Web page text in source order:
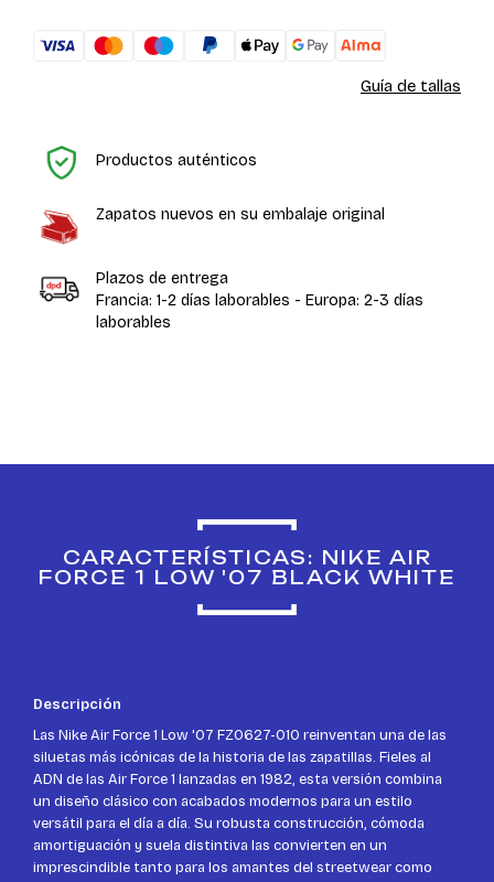
Guía de tallas
Productos auténticos
Zapatos nuevos en su embalaje original
Plazos de entrega
Francia: 1-2 días laborables - Europa: 2-3 días
laborables
CARACTERÍSTICAS: NIKE AIR
FORCE 1 LOW '07 BLACK WHITE
Descripción
Las Nike Air Force 1 Low '07 FZ0627-010 reinventan una de las
siluetas más icónicas de la historia de las zapatillas. Fieles al
ADN de las Air Force 1 lanzadas en 1982, esta versión combina
un diseño clásico con acabados modernos para un estilo
versátil para el día a día. Su robusta construcción, cómoda
amortiguación y suela distintiva las convierten en un
imprescindible tanto para los amantes del streetwear como